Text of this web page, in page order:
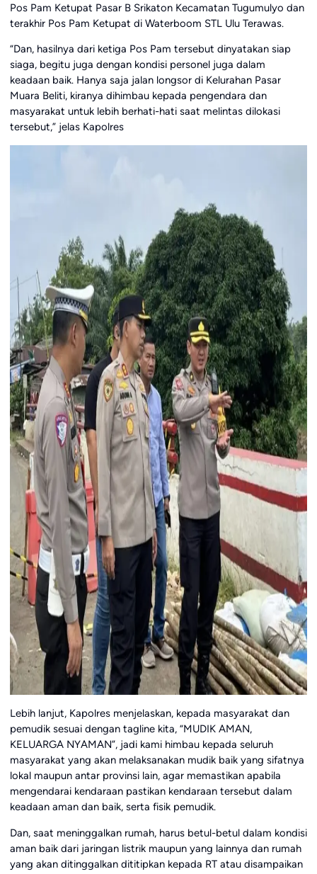
Pos Pam Ketupat Pasar B Srikaton Kecamatan Tugumulyo dan
terakhir Pos Pam Ketupat di Waterboom STL Ulu Terawas.
“Dan, hasilnya dari ketiga Pos Pam tersebut dinyatakan siap
siaga, begitu juga dengan kondisi personel juga dalam
keadaan baik. Hanya saja jalan longsor di Kelurahan Pasar
Muara Beliti, kiranya dihimbau kepada pengendara dan
masyarakat untuk lebih berhati-hati saat melintas dilokasi
tersebut,” jelas Kapolres
Lebih lanjut, Kapolres menjelaskan, kepada masyarakat dan
pemudik sesuai dengan tagline kita, “MUDIK AMAN,
KELUARGA NYAMAN”, jadi kami himbau kepada seluruh
masyarakat yang akan melaksanakan mudik baik yang sifatnya
lokal maupun antar provinsi lain, agar memastikan apabila
mengendarai kendaraan pastikan kendaraan tersebut dalam
keadaan aman dan baik, serta fisik pemudik.
Dan, saat meninggalkan rumah, harus betul-betul dalam kondisi
aman baik dari jaringan listrik maupun yang lainnya dan rumah
yang akan ditinggalkan dititipkan kepada RT atau disampaikan